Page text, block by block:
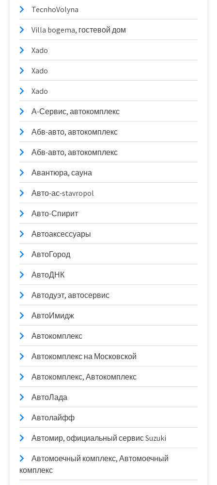
TecnhoVolyna
Villa bogema, гостевой дом
Xado
Xado
Xado
А-Сервис, автокомплекс
Абв-авто, автокомплекс
Абв-авто, автокомплекс
Авантюра, сауна
Авто-ас-stavropol
Авто-Спирит
Автоаксессуары
АвтоГород
АвтоДНК
Автодуэт, автосервис
АвтоИмидж
Автокомплекс
Автокомплекс на Московской
Автокомплекс, Автокомплекс
АвтоЛада
Автолайфф
Автомир, официальный сервис Suzuki
Автомоечный комплекс, Автомоечный
комплекс